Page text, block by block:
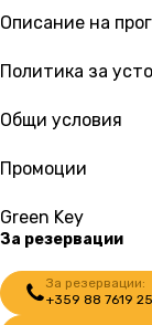
Описание на
Политика за
Общи условия
Промоции
Green Key
За резервации
За резервации:
+359 88 7619